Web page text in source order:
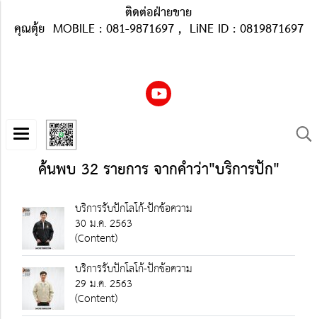
ติดต่อฝ่ายขาย
คุณตุ้ย MOBILE : 081-9871697 , LiNE ID : 0819871697
ค้นพบ 32 รายการ จากคำว่า"บริการปัก"
บริการรับปักโลโก้-ปักข้อความ
30 ม.ค. 2563
(Content)
บริการรับปักโลโก้-ปักข้อความ
29 ม.ค. 2563
(Content)